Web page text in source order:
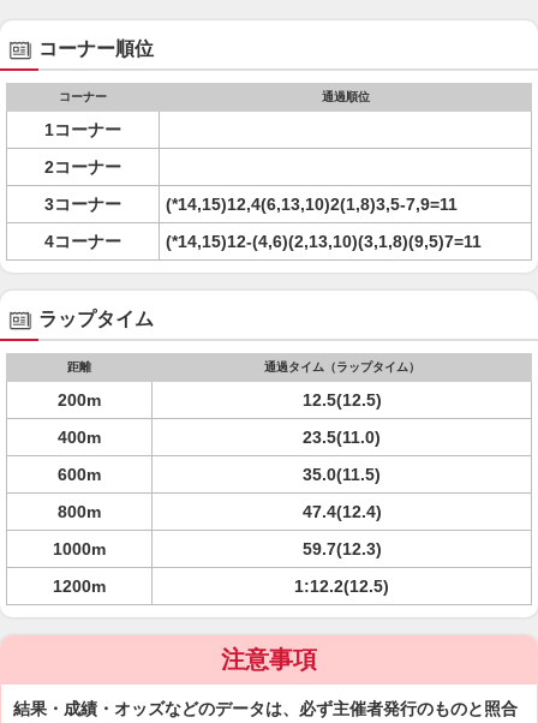
コーナー順位
コーナー 通過順位
1コーナー
2コーナー
3コーナー
(*14,15)12,4(6,13,10)2(1,8)3,5-7,9=11
4コーナー
(*14,15)12-(4,6)(2,13,10)(3,1,8)(9,5)7=11
ラップタイム
距離 通過タイム（ラップタイム）
200m
12.5(12.5)
400m
23.5(11.0)
600m
35.0(11.5)
800m
47.4(12.4)
1000m
59.7(12.3)
1200m
1:12.2(12.5)
注意事項
結果・成績・オッズなどのデータは、必ず主催者発行のものと照合